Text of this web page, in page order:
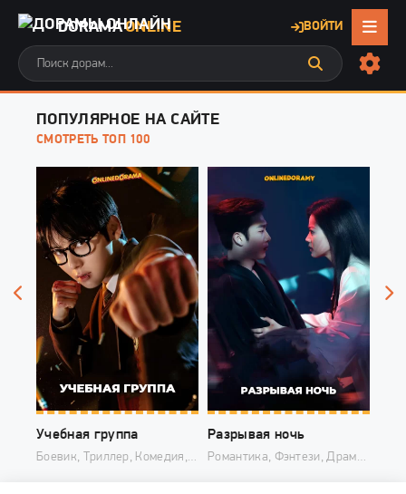
DORAMAONLINE ВОЙТИ
ПОПУЛЯРНОЕ НА САЙТЕ
СМОТРЕТЬ ТОП 100
Учебная группа
Боевик, Триллер, Комедия, Дорамы 2025
Разрывая ночь
Романтика, Фэнтези, Драма, Китайские дорамы, Дорамы 2025